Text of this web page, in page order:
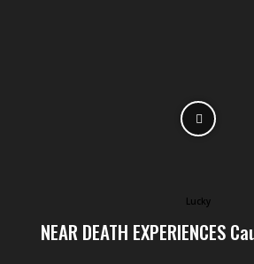
Lucky
NEAR DEATH EXPERIENCES